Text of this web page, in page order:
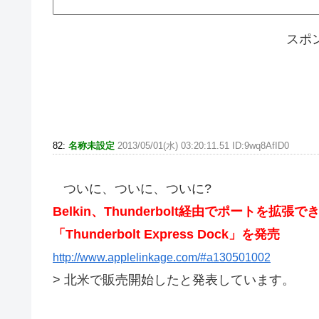
スポ
82: 名称未設定 2013/05/01(水) 03:20:11.51 ID:9wq8AfID0
ついに、ついに、ついに?
Belkin、Thunderbolt経由でポートを拡張で
「Thunderbolt Express Dock」を発売
http://www.applelinkage.com/#a130501002
> 北米で販売開始したと発表しています。